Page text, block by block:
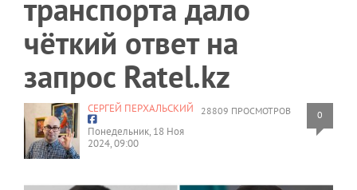
транспорта дало
чёткий ответ на
запрос Ratel.kz
28809 ПРОСМОТРОВ 0
СЕРГЕЙ ПЕРХАЛЬСКИЙ
Понедельник, 18 Ноя
2024, 09:00